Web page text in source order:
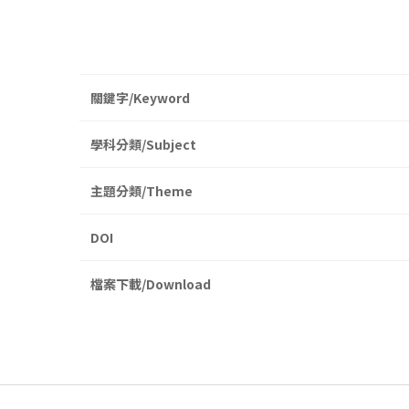
關鍵字/Keyword
學科分類/Subject
主題分類/Theme
DOI
檔案下載/Download